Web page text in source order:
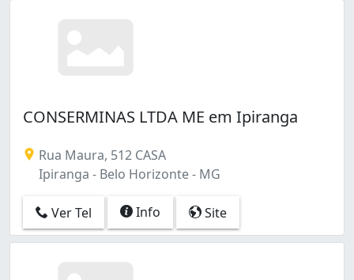
CONSERMINAS LTDA ME em Ipiranga
Rua Maura, 512 CASA
Ipiranga - Belo Horizonte - MG
Ver Tel Info Site